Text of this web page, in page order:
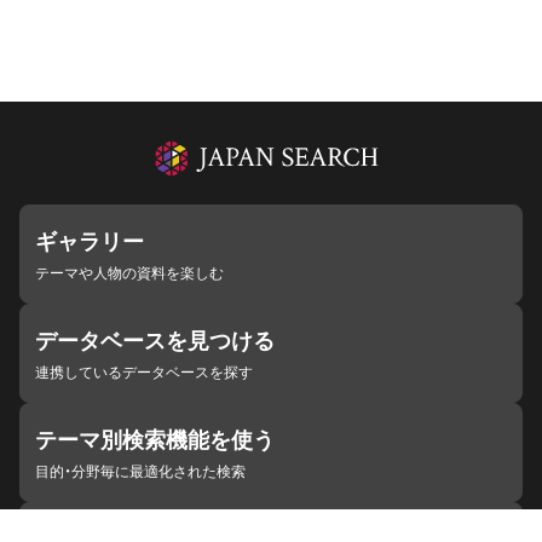
ギャラリー
テーマや人物の資料を楽しむ
データベースを見つける
連携しているデータベースを探す
テーマ別検索機能を使う
目的・分野毎に最適化された検索